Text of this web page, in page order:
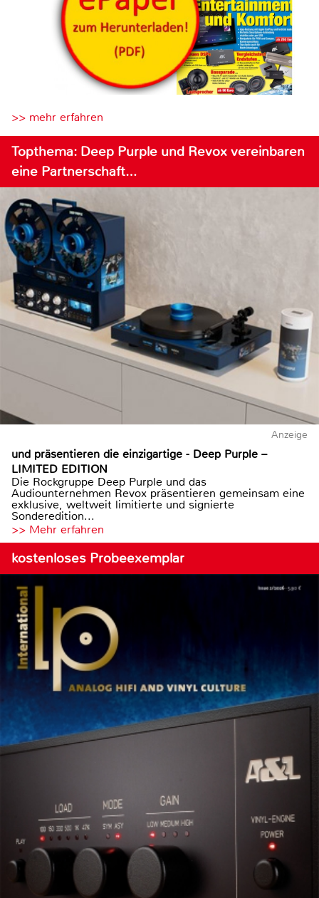
>> mehr erfahren
Topthema: Deep Purple und Revox vereinbaren
eine Partnerschaft…
Anzeige
und präsentieren die einzigartige - Deep Purple –
LIMITED EDITION
Die Rockgruppe Deep Purple und das
Audiounternehmen Revox präsentieren gemeinsam eine
exklusive, weltweit limitierte und signierte
Sonderedition...
>> Mehr erfahren
kostenloses Probeexemplar